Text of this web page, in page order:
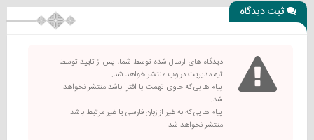
ثبت دیدگاه
دیدگاه های ارسال شده توسط شما، پس از تایید توسط
تیم مدیریت در وب منتشر خواهد شد.
پیام هایی که حاوی تهمت یا افترا باشد منتشر نخواهد
شد.
پیام هایی که به غیر از زبان فارسی یا غیر مرتبط باشد
منتشر نخواهد شد.